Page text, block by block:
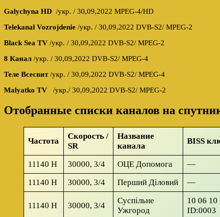
Galychyna HD /укр. / 30,09,2022 MPEG-4/HD
Telekanal Vozrojdenie /укр. / 30,09,2022 DVB-S2/ MPEG-2
Black Sea TV /укр. / 30,09,2022 DVB-S2/ MPEG-2
8 Канал /укр. / 30,09,2022 DVB-S2/ MPEG-4
Теле Всесвит/укр. / 30,09,2022 DVB-S2/ MPEG-4
Malyatko TV /укр./ 30,09,2022 DVB-S2/ MPEG-2
Отобранные списки каналов на
Частота
Скорость /
SR
Название
канала
BISS
11140 H 30000, 3/4 ОЦЕ Допомога
—
11140 H
30000, 3/4 Перший Діловий —
11140 H 30000, 3/4
Суспільне
Ужгород
10 06 10
ID:0003